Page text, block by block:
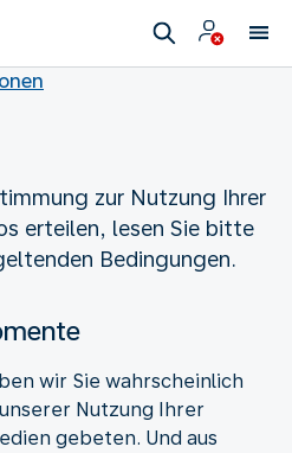
zur Nutzung Ihrer
erteilen, lesen Sie bitte
Bedingungen.
wir Sie wahrscheinlich
Nutzung Ihrer
gebeten. Und aus